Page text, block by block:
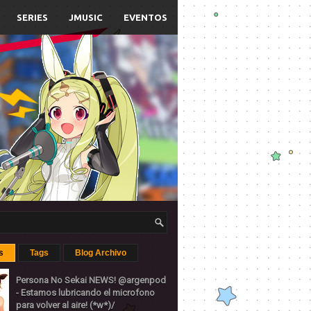
SERIES JMUSIC EVENTOS
Tags Blog Archivo
Persona No Sekai NEWS! @argenpod
- Estamos lubricando el microfono
para volver al aire! (*w*)/